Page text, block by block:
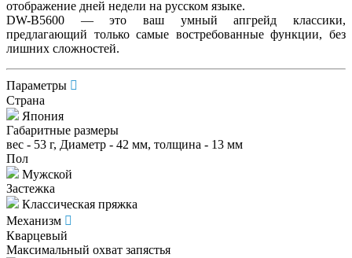
отображение дней недели на русском языке.
DW-B5600 — это ваш умный апгрейд классики,
предлагающий только самые востребованные функции, без
лишних сложностей.
Параметры
Страна
Япония
Габаритные размеры
вес - 53 г, Диаметр - 42 мм, толщина - 13 мм
Пол
Мужской
Застежка
Классическая пряжка
Механизм
Кварцевый
Максимальный охват запястья